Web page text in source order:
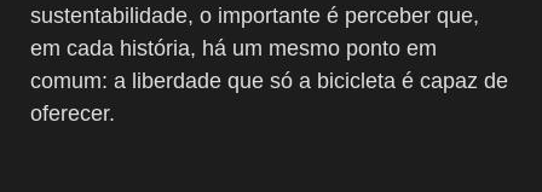
sustentabilidade, o importante é perceber que,
em cada história, há um mesmo ponto em
comum: a liberdade que só a bicicleta é capaz de
oferecer.